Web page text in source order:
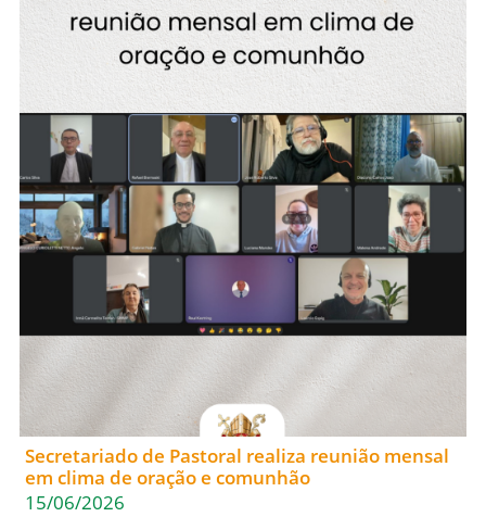
Secretariado de Pastoral realiza reunião mensal
em clima de oração e comunhão
15/06/2026